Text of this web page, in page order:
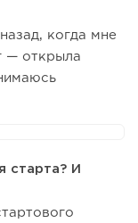
когда мне
— открыла
старта? И